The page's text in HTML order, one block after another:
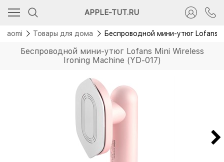
APPLE-TUT.RU
Xiaomi Товары для дома Беспроводной мини-утюг Lofans
Беспроводной мини-утюг Lofans Mini Wireless
Ironing Machine (YD-017)
Распродажа
Скидка 300 руб.